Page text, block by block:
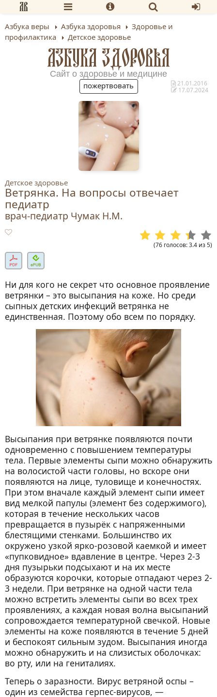
Азбука веры Азбука здоровья
Здоровье и
профилактика
Детское здоровье
АЗБУКА ЗДОРОВЬЯ
Сайт о здоровье и медицине
пожертвовать
Детское здоровье
21.01.2016
17.07.2024
Ветрянка. На вопросы отвечает
педиатр
врач-педиатр Чумак Н.М.
(76 голосов:3.4 из5)
Ни для кого не секрет что основное проявление
ветрянки – это высыпания на коже. Но среди
сыпных детских инфекций ветрянка не
единственная. Поэтому обо всем по порядку.
Высыпания при ветрянке появляются почти
одновременно с повышением температуры
тела. Первые элементы сыпи можно обнаружить
на волосистой части головы, но вскоре они
появляются на лице, туловище и конечностях.
При этом вначале каждый элемент сыпи имеет
вид мелкой папулы (элемент без содержимого),
которая в течение нескольких часов
превращается в пузырёк с напряженными
блестящими стенками. Большинство их
окружено узкой ярко-розовой каемкой и имеет
«пупковидное» вдавление в центре. Через 2-3
дня пузырьки подсыхают и на их месте
образуются корочки, которые отпадают через 2-
3 недели. При ветрянке на одной части тела
можно встретить элементы сыпи во всех трех
проявлениях, а каждая новая волна высыпаний
сопровождается температурной свечкой. Новые
элементы на коже появляются в течение 5 дней
и беспокоят сильным зудом. Высыпания иногда
можно обнаружить и на слизистых оболочках:
во рту, или на гениталиях.
Теперь о заразности. Вирус ветряной оспы –
один из семейства герпес-вирусов, —